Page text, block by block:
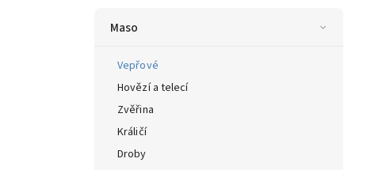
Maso
Vepřové
Hovězí a telecí
Zvěřina
Králičí
Droby